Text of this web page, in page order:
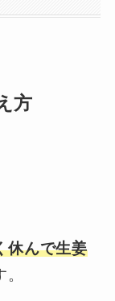
方
休んで生姜